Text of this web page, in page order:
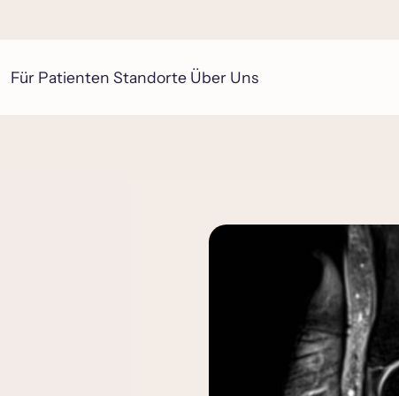
Für Patienten Standorte Über Uns